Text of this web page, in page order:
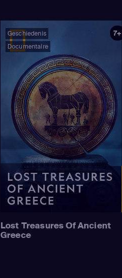
Geschiedenis
Documentaire
7+
Lost Treasures Of Ancient
Greece